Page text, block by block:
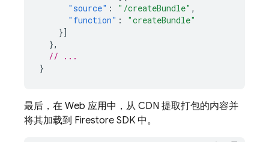
"source" : "/createBundle" ,
"function" :
"createBundle"
}]
},
// ...
}
最后，在 Web 应用中，从 CDN 提取打包的内容并
将其加载到 Firestore SDK 中。